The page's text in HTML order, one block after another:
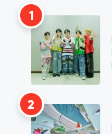
1
2